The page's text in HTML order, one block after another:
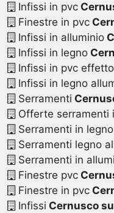
Infissi in pvc
Finestre in pvc
Infissi in alluminio
Infissi in legno
Infissi in pvc
Infissi in legno
Serramenti
Offerte serramenti
Serramenti in legno
Serramenti legno
Serramenti in
Finestre pvc
Finestre in pvc
Infissi Cernusco